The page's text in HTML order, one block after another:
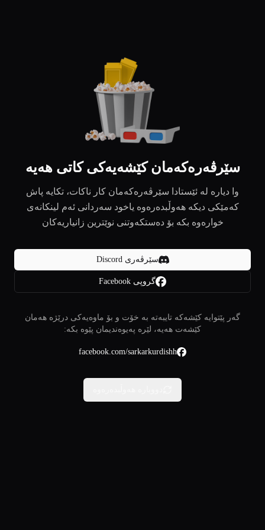
سێرڤەرەکەمان کێشەیەکی کاتی هەیە
وا دیارە لە ئێستادا سێرڤەرەکەمان کار ناکات، تکایە پاش
کەمێکی دیکە هەوڵبدەرەوە یاخود سەردانی ئەم لینکانەی
خوارەوە بکە بۆ دەستکەوتنی نوێترین زانیاریەکان
سێرڤەری Discord
گروپی Facebook
گەر پێتوایە کێشەکە تایبەتە بە خۆت و بۆ ماوەیەکی درێژە هەمان
کێشەت هەیە، لێرە پەیوەندیمان پێوە بکە:
facebook.com/sarkarkurdishh